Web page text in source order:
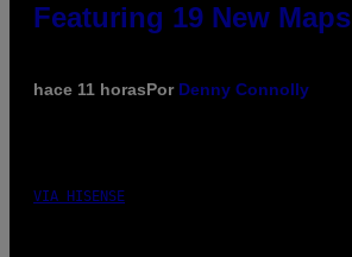
Featuring 19 New Maps
hace 11 horasPor Denny Connolly
VIA HISENSE